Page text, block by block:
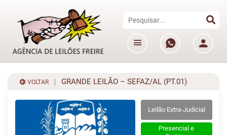
VOLTAR GRANDE LEILÃO – SEFAZ/AL (PT.01)
Leilão Extra-Judicial
Presencial e